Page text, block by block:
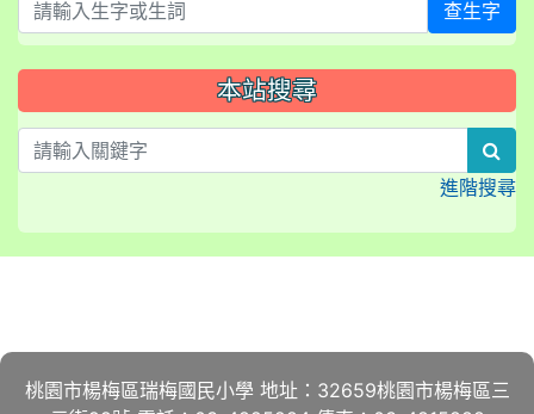
查生字
本站搜尋
進階搜尋
桃園市楊梅區瑞梅國民小學 地址：32659桃園市楊梅區三